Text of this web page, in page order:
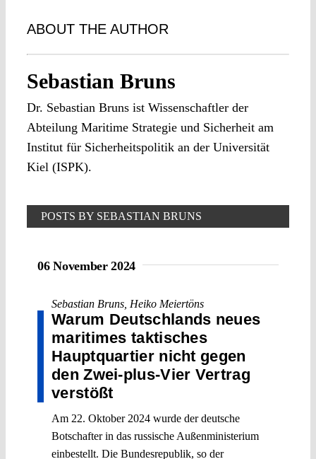
ABOUT THE AUTHOR
Sebastian Bruns
Dr. Sebastian Bruns ist Wissenschaftler der
Abteilung Maritime Strategie und Sicherheit am
Institut für Sicherheitspolitik an der Universität
Kiel (ISPK).
POSTS BY SEBASTIAN BRUNS
06 November 2024
Sebastian Bruns Heiko Meiertöns
Warum Deutschlands neues
maritimes taktisches
Hauptquartier nicht gegen
den Zwei-plus-Vier Vertrag
verstößt
Am 22. Oktober 2024 wurde der deutsche
Botschafter in das russische Außenministerium
einbestellt. Die Bundesrepublik, so der